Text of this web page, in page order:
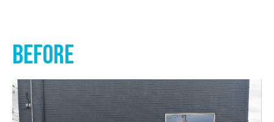
before